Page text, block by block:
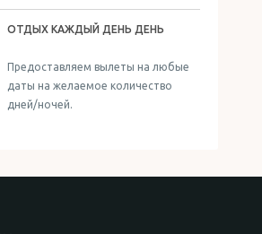
ОТДЫХ КАЖДЫЙ ДЕНЬ ДЕНЬ
Предоставляем вылеты на любые
даты на желаемое количество
дней/ночей.